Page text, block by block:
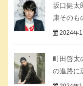
坂口健太
康そのも
2024年
町田啓太
の進路に